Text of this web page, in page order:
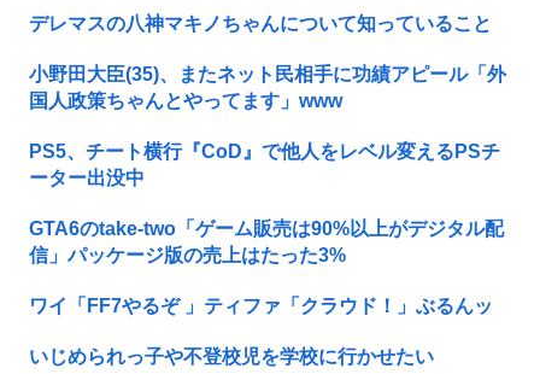
デレマスの八神マキノちゃんについて知っていること
小野田大臣(35)、またネット民相手に功績アピール「外
国人政策ちゃんとやってます」www
PS5、チート横行『CoD』で他人をレベル変えるPSチ
ーター出没中
GTA6のtake-two「ゲーム販売は90%以上がデジタル配
信」パッケージ版の売上はたった3%
ワイ「FF7やるぞ 」ティファ「クラウド！」ぶるんッ
いじめられっ子や不登校児を学校に行かせたい